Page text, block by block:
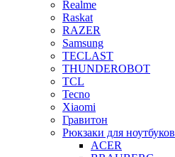
Realme
Raskat
RAZER
Samsung
TECLAST
THUNDEROBOT
TCL
Tecno
Xiaomi
Гравитон
Рюкзаки для ноутбуков
ACER